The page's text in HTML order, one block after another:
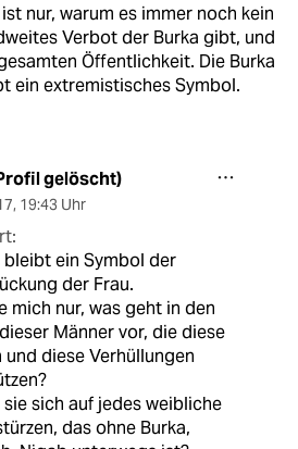
nur, warum es immer noch kein
Verbot der Burka gibt, und
Öffentlichkeit. Die Burka
ein extremistisches Symbol.
gelöscht)
, 19:43 Uhr
bleibt ein Symbol der
der Frau.
mich nur, was geht in den
Männer vor, die diese
und diese Verhüllungen
sich auf jedes weibliche
das ohne Burka,